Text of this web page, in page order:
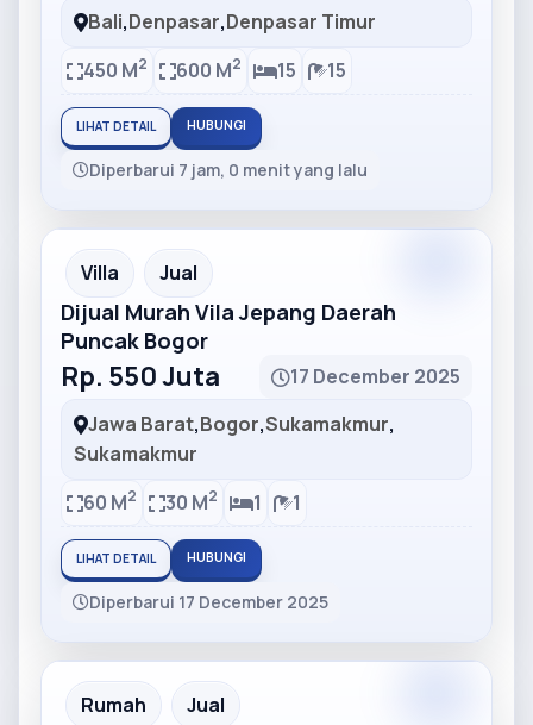
Bali,Denpasar,Denpasar Timur
450 M2 600 M2 15 15
LIHAT DETAIL HUBUNGI
Diperbarui 7 jam, 0 menit yang lalu
Partner Ad
Villa Jual
Dijual Murah Vila Jepang Daerah
Puncak Bogor
Rp. 550 Juta
17 December 2025
Jawa Barat,Bogor,Sukamakmur,
Sukamakmur
60 M2 30 M2 1 1
LIHAT DETAIL HUBUNGI
Diperbarui 17 December 2025
Partner Ad
Rumah Jual